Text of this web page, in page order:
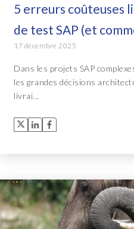
5 erreurs coûteuses
de test SAP (et
17 décembre 2025
Dans les projets SAP
les grandes décisions
livrai...